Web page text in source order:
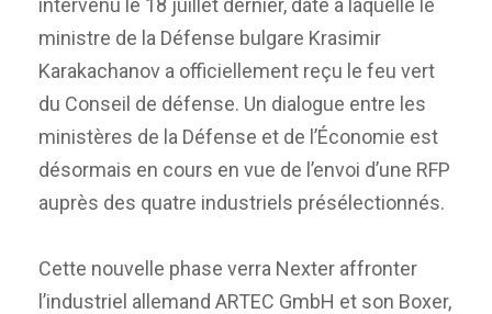
ministre de la Défense bulgare Krasimir
Karakachanov a officiellement reçu le feu vert
du Conseil de défense. Un dialogue entre les
ministères de la Défense et de l’Économie est
désormais en cours en vue de l’envoi d’une RFP
auprès des quatre industriels présélectionnés.
Cette nouvelle phase verra Nexter affronter
l’industriel allemand ARTEC GmbH et son Boxer,